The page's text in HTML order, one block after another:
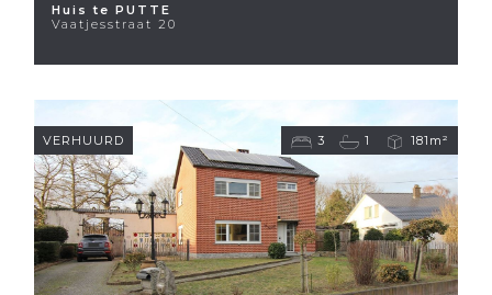
Huis te PUTTE
Vaatjesstraat 20
3 1 181m²
VERHUURD